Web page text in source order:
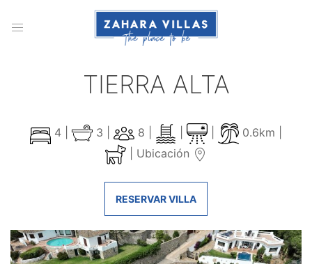
TIERRA ALTA
4 | 3 | 8 |
0.6km |
Ubicación
RESERVAR VILLA